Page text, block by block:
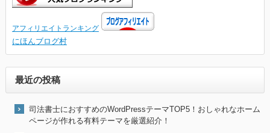
アフィリエイトランキング
にほんブログ村
最近の投稿
司法書士におすすめのWordPressテーマTOP5！おしゃれなホーム
ページが作れる有料テーマを厳選紹介！